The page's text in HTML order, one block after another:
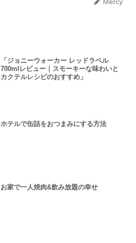
「ジョニーウォーカー レッドラベル
700mlレビュー｜スモーキーな味わいと
カクテルレシピのおすすめ」
ホテルで缶詰をおつまみにする方法
お家で一人焼肉&飲み放題の幸せ